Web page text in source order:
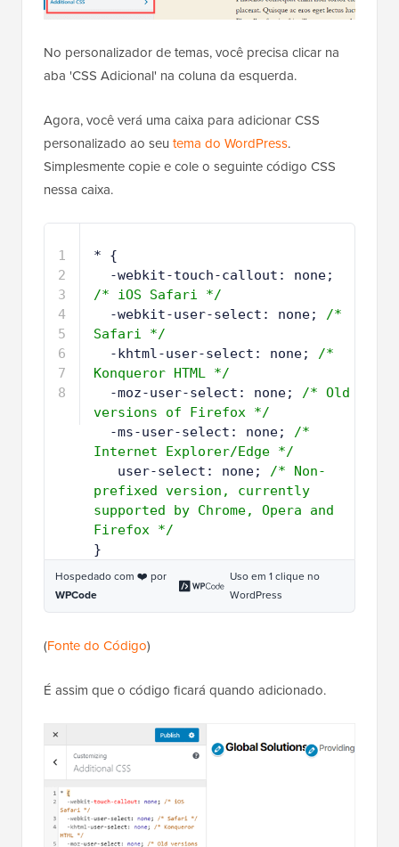
No personalizador de temas, você precisa clicar na
aba 'CSS Adicional' na coluna da esquerda.
Agora, você verá uma caixa para adicionar CSS
personalizado ao seu tema do WordPress.
Simplesmente copie e cole o seguinte código CSS
nessa caixa.
1
2
3
4
5
* {
/* iOS Safari */
-webkit-user-select: none; /*
Safari */
-khtml-user-select: none; /*
Konqueror HTML */
-moz-user-select: none; /* Old
versions of Firefox */
-ms-user-select: none; /*
Internet Explorer/Edge */
user-select: none; /* Non-
prefixed version, currently
supported by Chrome, Opera and
Firefox */
}
Hospedado com ❤️ por
WPCode
Uso em 1 clique no
WordPress